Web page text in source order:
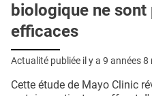
biologique ne
efficaces
Actualité publiée il y a 9 années 8
Cette étude de Mayo Clinic